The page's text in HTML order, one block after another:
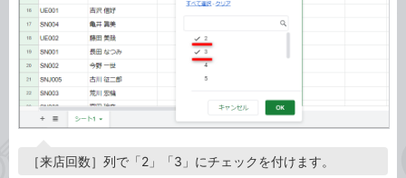
［来店回数］列で「2」「3」にチェックを付けます。